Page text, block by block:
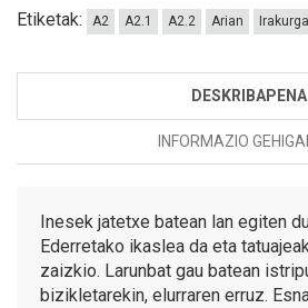
Etiketak: A2 A2.1 A2.2 Arian
DESKRIBAPENA
INFORMAZIO
Inesek jatetxe batean lan egiten
Ederretako ikaslea da eta
zaizkio. Larunbat gau batean
bizikletarekin, elurraren erruz.